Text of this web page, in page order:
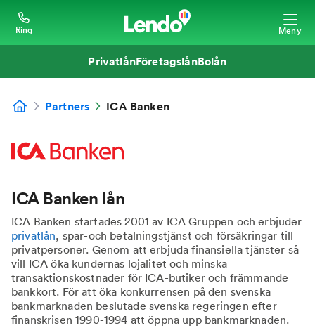
Ring Meny
PrivatlånFöretagslånBolån
Partners ICA Banken
ICA Banken lån
ICA Banken startades 2001 av ICA Gruppen och erbjuder
privatlån, spar-och betalningstjänst och försäkringar till
privatpersoner. Genom att erbjuda finansiella tjänster så
vill ICA öka kundernas lojalitet och minska
transaktionskostnader för ICA-butiker och främmande
bankkort. För att öka konkurrensen på den svenska
bankmarknaden beslutade svenska regeringen efter
finanskrisen 1990-1994 att öppna upp bankmarknaden.